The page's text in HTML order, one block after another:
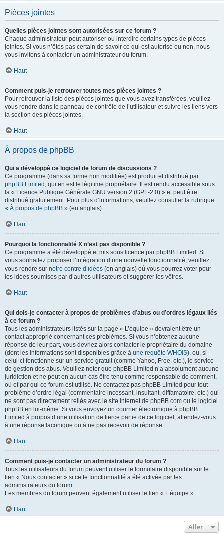
Pièces jointes
Quelles pièces jointes sont autorisées sur ce forum ?
Chaque administrateur peut autoriser ou interdire certains types de pièces
jointes. Si vous n’êtes pas certain de savoir ce qui est autorisé ou non, nous
vous invitons à contacter un administrateur du forum.
Haut
Comment puis-je retrouver toutes mes pièces jointes ?
Pour retrouver la liste des pièces jointes que vous avez transférées, veuillez
vous rendre dans le panneau de contrôle de l’utilisateur et suivre les liens vers
la section des pièces jointes.
Haut
À propos de phpBB
Qui a développé ce logiciel de forum de discussions ?
Ce programme (dans sa forme non modifiée) est produit et distribué par
phpBB Limited , qui en est le légitime propriétaire. Il est rendu accessible sous
la « Licence Publique Générale GNU version 2 (GPL-2.0) » et peut être
distribué gratuitement. Pour plus d’informations, veuillez consulter la rubrique
« À propos de phpBB » (en anglais).
Haut
Pourquoi la fonctionnalité X n’est pas disponible ?
Ce programme a été développé et mis sous licence par phpBB Limited. Si
vous souhaitez proposer l’intégration d’une nouvelle fonctionnalité, veuillez
vous rendre sur notre centre d’idées (en anglais) où vous pourrez voter pour
les idées soumises par d’autres utilisateurs et suggérer les vôtres.
Haut
Qui dois-je contacter à propos de problèmes d’abus ou d’ordres légaux liés
à ce forum ?
Tous les administrateurs listés sur la page « L’équipe » devraient être un
contact approprié concernant ces problèmes. Si vous n’obtenez aucune
réponse de leur part, vous devriez alors contacter le propriétaire du domaine
(dont les informations sont disponibles grâce à une requête WHOIS), ou, si
celui-ci fonctionne sur un service gratuit (comme Yahoo, Free, etc.), le service
de gestion des abus. Veuillez noter que phpBB Limited n’a absolument aucune
juridiction et ne peut en aucun cas être tenu comme responsable de comment,
où et par qui ce forum est utilisé. Ne contactez pas phpBB Limited pour tout
problème d’ordre légal (commentaire incessant, insultant, diffamatoire, etc.) qui
ne sont pas directement reliés avec le site internet de phpBB.com ou le logiciel
phpBB en lui-même. Si vous envoyez un courrier électronique à phpBB
Limited à propos d’une utilisation de tierce partie de ce logiciel, attendez-vous
à une réponse laconique ou à ne pas recevoir de réponse.
Haut
Comment puis-je contacter un administrateur du forum ?
Tous les utilisateurs du forum peuvent utiliser le formulaire disponible sur le
lien « Nous contacter » si cette fonctionnalité a été activée par les
administrateurs du forum.
Les membres du forum peuvent également utiliser le lien « L’équipe ».
Haut
Aller